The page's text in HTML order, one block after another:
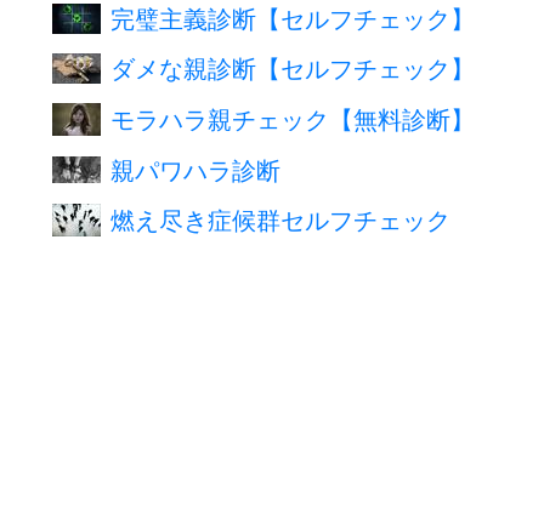
完璧主義診断【セルフチェック】
ダメな親診断【セルフチェック】
モラハラ親チェック【無料診断】
親パワハラ診断
燃え尽き症候群セルフチェック